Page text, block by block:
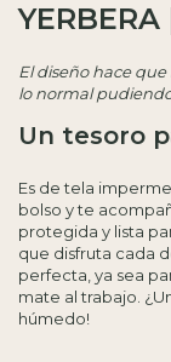
El diseño hace que
lo normal
Un tesoro
⁣⁣Es de tela
bolso y te
protegida y lista
que disfruta cada
perfecta, ya sea
mate al trabajo.
húmedo!